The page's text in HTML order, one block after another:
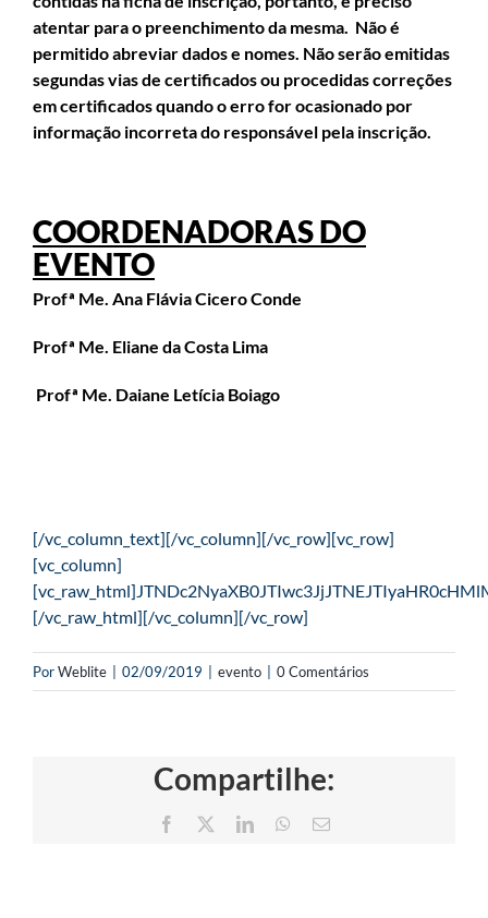
atentar para o preenchimento da mesma. Não é
permitido abreviar dados e nomes. Não serão emitidas
segundas vias de certificados ou procedidas correções
em certificados quando o erro for ocasionado por
informação incorreta do responsável pela inscrição.
COORDENADORAS DO
EVENTO
Profª Me. Ana Flávia Cicero Conde
Profª Me. Eliane da Costa Lima
Profª Me. Daiane Letícia Boiago
[/vc_column_text][/vc_column][/vc_row][vc_row]
[vc_column]
[/vc_raw_html][/vc_column][/vc_row]
PorWeblite 02/09/2019 evento 0 Comentários
Compartilhe:
Facebook LinkedInWhatsApp
E-